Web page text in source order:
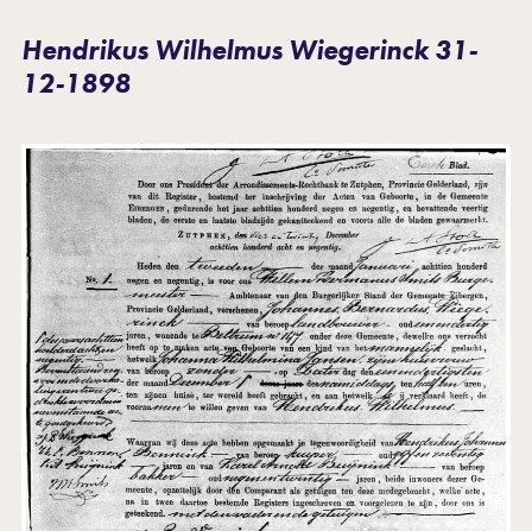
Hendrikus Wilhelmus Wiegerinck 31-
12-1898